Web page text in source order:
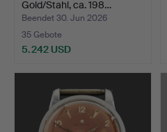
Gold/Stahl, ca. 198…
Beendet 30. Jun 2026
35 Gebote
5.242 USD